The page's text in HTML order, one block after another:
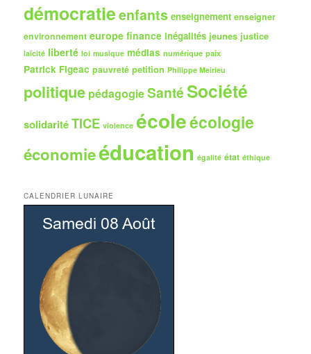
démocratieenfants enseignement enseigner
environnement europe finance inégalités jeunes justice
laïcité liberté loi musique médias numérique paix
Patrick Figeac pauvreté petition Philippe Meirieu
politique pédagogieSantéSociété
solidaritéTICE violence écoleécologie
économieéducation égalité état éthique
CALENDRIER LUNAIRE